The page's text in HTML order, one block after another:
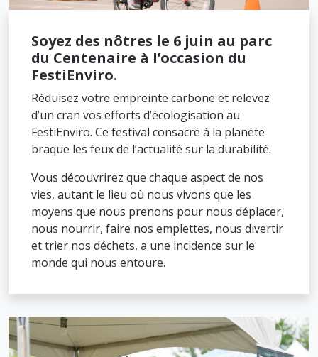
Soyez des nôtres le 6 juin au parc
du Centenaire à l’occasion du
FestiEnviro.
Réduisez votre empreinte carbone et relevez
d’un cran vos efforts d’écologisation au
FestiEnviro. Ce festival consacré à la planète
braque les feux de l’actualité sur la durabilité.
Vous découvrirez que chaque aspect de nos
vies, autant le lieu où nous vivons que les
moyens que nous prenons pour nous déplacer,
nous nourrir, faire nos emplettes, nous divertir
et trier nos déchets, a une incidence sur le
monde qui nous entoure.